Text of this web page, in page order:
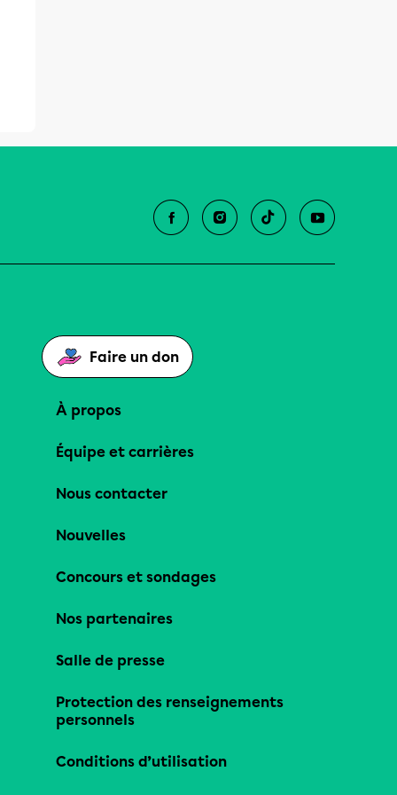
Faire un don
À propos
Équipe et carrières
Nous contacter
Nouvelles
Concours et sondages
Nos partenaires
Salle de presse
Protection des renseignements
personnels
Conditions d’utilisation